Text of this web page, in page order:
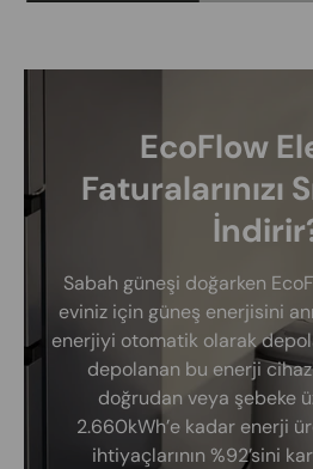
EcoFlow
Faturalarınızı
Sabah güneşi doğarken
eviniz için güneş enerjisini
enerjiyi otomatik olarak
depolanan bu enerji
doğrudan veya şebeke
2.660kWh’e kadar enerji
ihtiyaçlarının %92’sini